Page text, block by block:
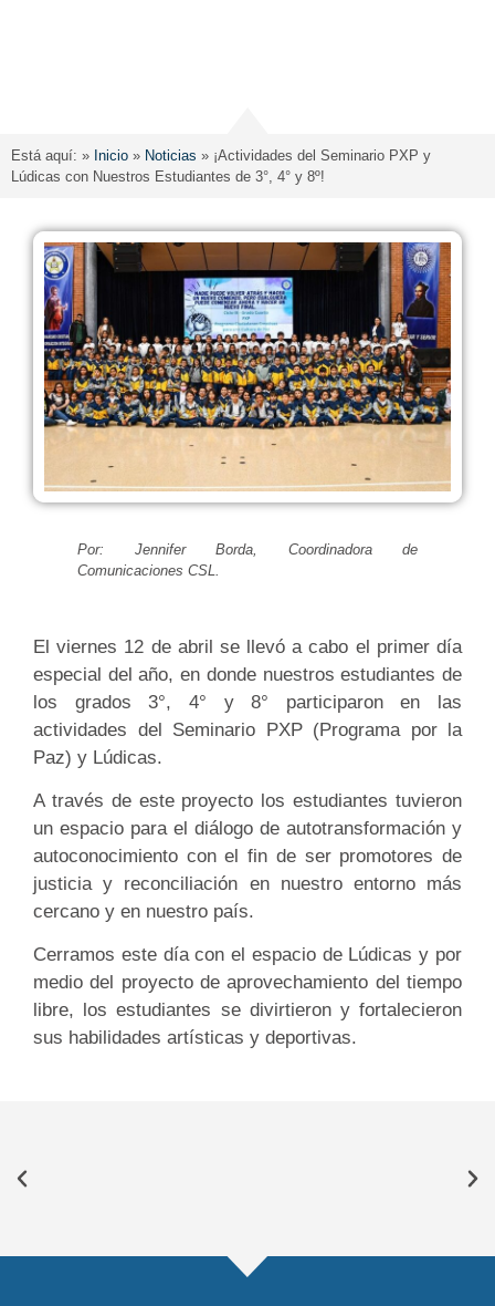
Está aquí: » Inicio » Noticias » ¡Actividades del Seminario PXP y
Lúdicas con Nuestros Estudiantes de 3°, 4° y 8º!
Por: Jennifer Borda, Coordinadora de
Comunicaciones CSL.
El viernes 12 de abril se llevó a cabo el primer día
especial del año, en donde nuestros estudiantes de
los grados 3°, 4° y 8° participaron en las
actividades del Seminario PXP (Programa por la
Paz) y Lúdicas.
A través de este proyecto los estudiantes tuvieron
un espacio para el diálogo de autotransformación y
autoconocimiento con el fin de ser promotores de
justicia y reconciliación en nuestro entorno más
cercano y en nuestro país.
Cerramos este día con el espacio de Lúdicas y por
medio del proyecto de aprovechamiento del tiempo
libre, los estudiantes se divirtieron y fortalecieron
sus habilidades artísticas y deportivas.